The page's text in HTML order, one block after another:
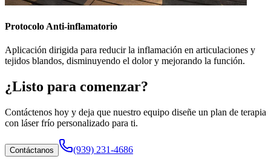
Protocolo Anti-inflamatorio
Aplicación dirigida para reducir la inflamación en articulaciones y
tejidos blandos, disminuyendo el dolor y mejorando la función.
¿Listo para comenzar?
Contáctenos hoy y deja que nuestro equipo diseñe un plan de terapia
con láser frío personalizado para ti.
Contáctanos (939) 231-4686